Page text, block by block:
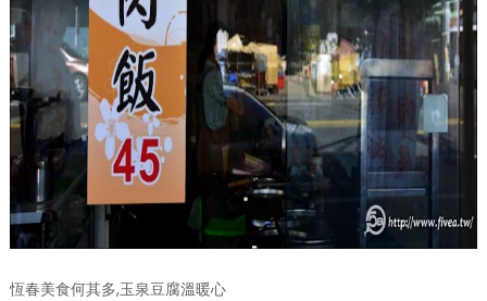
恆春美食何其多,玉泉豆腐溫暖心